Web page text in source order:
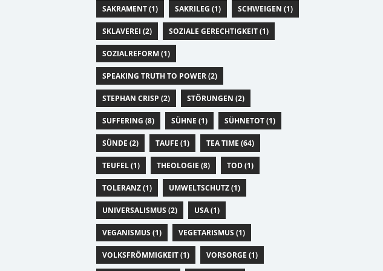
SAKRAMENT (1) SAKRILEG (1) SCHWEIGEN (1)
SKLAVEREI (2) SOZIALE GERECHTIGKEIT (1)
SOZIALREFORM (1)
SPEAKING TRUTH TO POWER (2)
STEPHAN CRISP (2) STÖRUNGEN (2)
SUFFERING (8) SÜHNE (1) SÜHNETOT (1)
SÜNDE (2) TAUFE (1) TEA TIME (64)
TEUFEL (1) THEOLOGIE (8) TOD (1)
TOLERANZ (1) UMWELTSCHUTZ (1)
UNIVERSALISMUS (2) USA (1)
VEGANISMUS (1) VEGETARISMUS (1)
VOLKSFRÖMMIGKEIT (1) VORSORGE (1)